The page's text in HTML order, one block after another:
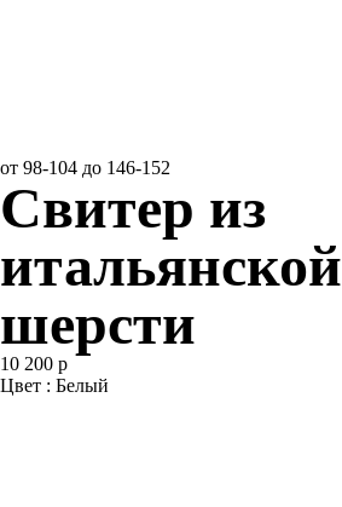
от 98-104 до 146-152
Свитер из
итальянской
шерсти
10 200 р
Цвет : Белый